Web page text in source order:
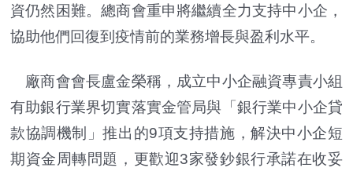
資仍然困難。總商會重申將繼續全力支持中小企，
協助他們回復到疫情前的業務增長與盈利水平。
廠商會會長盧金榮稱，成立中小企融資專責小組
有助銀行業界切實落實金管局與「銀行業中小企貸
款協調機制」推出的9項支持措施，解決中小企短
期資金周轉問題，更歡迎3家發鈔銀行承諾在收妥